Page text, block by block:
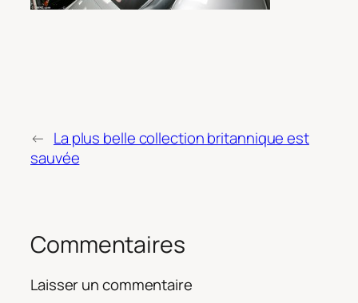
← La plus belle collection britannique est
sauvée
Commentaires
Laisser un commentaire